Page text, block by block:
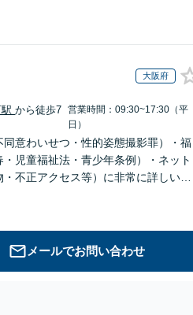
大阪府
駅から徒歩7 営業時間：09:30~17:30（平
日）
同意わいせつ・性的姿態撮影罪）・福
児童福祉法・青少年条例）・ネット
不正アクセス等）に非常に詳しい弁
メールでお問い合わせ